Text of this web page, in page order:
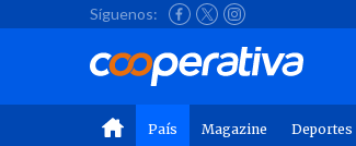
Síguenos:
País Magazine Deportes